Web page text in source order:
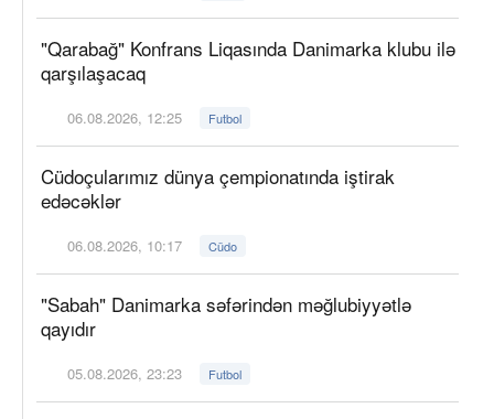
"Qarabağ" Konfrans Liqasında Danimarka klubu ilə
qarşılaşacaq
06.08.2026, 12:25 Futbol
Cüdoçularımız dünya çempionatında iştirak
edəcəklər
06.08.2026, 10:17 Cüdo
"Sabah" Danimarka səfərindən məğlubiyyətlə
qayıdır
05.08.2026, 23:23 Futbol